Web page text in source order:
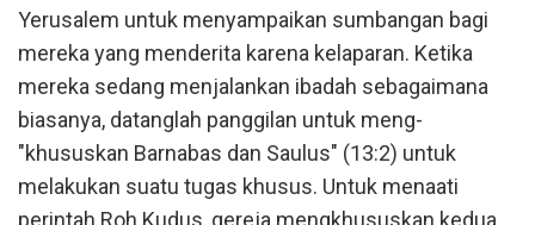
Yerusalem untuk menyampaikan sumbangan bagi
mereka yang menderita karena kelaparan. Ketika
mereka sedang menjalankan ibadah sebagaimana
biasanya, datanglah panggilan untuk meng-
"khususkan Barnabas dan Saulus" (13:2) untuk
melakukan suatu tugas khusus. Untuk menaati
perintah Roh Kudus, gereja mengkhususkan kedua